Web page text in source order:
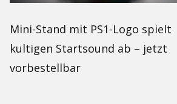
Mini-Stand mit PS1-Logo spielt
kultigen Startsound ab – jetzt
vorbestellbar